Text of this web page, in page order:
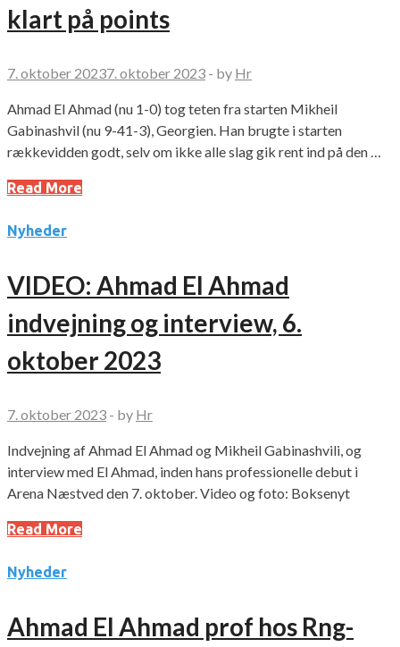
klart på points
7. oktober 20237. oktober 2023 - by Hr
Ahmad El Ahmad (nu 1-0) tog teten fra starten Mikheil
Gabinashvil (nu 9-41-3), Georgien. Han brugte i starten
rækkevidden godt, selv om ikke alle slag gik rent ind på den …
Read More
Nyheder
VIDEO: Ahmad El Ahmad
indvejning og interview, 6.
oktober 2023
7. oktober 2023 - by Hr
Indvejning af Ahmad El Ahmad og Mikheil Gabinashvili, og
interview med El Ahmad, inden hans professionelle debut i
Arena Næstved den 7. oktober. Video og foto: Boksenyt
Read More
Nyheder
Ahmad El Ahmad prof hos Rng-